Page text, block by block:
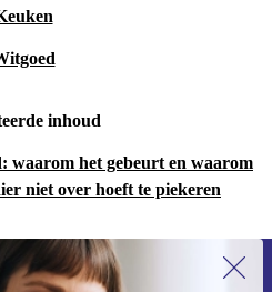
inhoud
waarom het gebeurt en waarom
niet over hoeft te piekeren
voor onze nieuwsbrief en